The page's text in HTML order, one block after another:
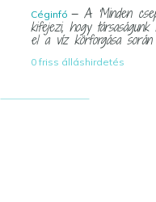
Céginfó — A 'Minden
kifejezi, hogy társaságunk
el a víz körforgása során
0 friss álláshirdetés